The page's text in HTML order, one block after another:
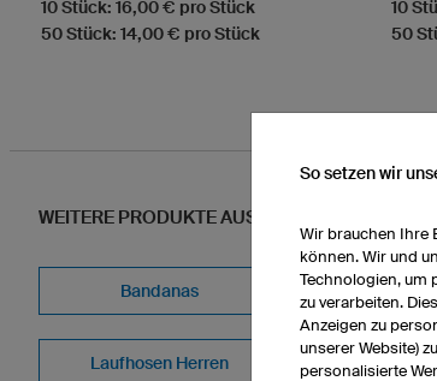
10 Stück: 16,00 € pro Stück
50 Stück: 14,00 € pro Stück
10
50
WEITERE PRODUKTE AUS UNSEREM
Bandanas Laufhosen
Laufhosen Herren Laufshirts
So setzen wir
Wir brauchen Ihre
können. Wir und
Technologien, um
zu verarbeiten.
Anzeigen zu
unserer Website)
personalisierte